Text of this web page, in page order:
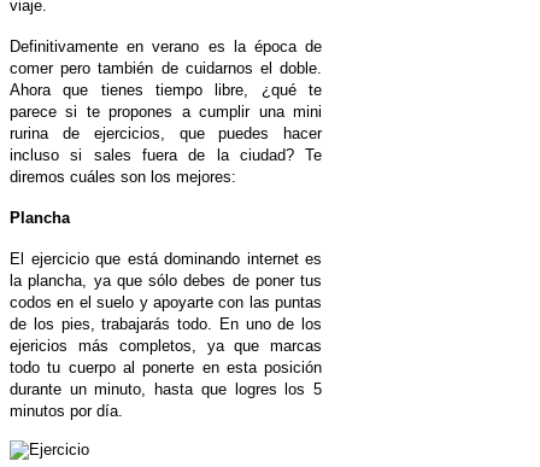
viaje.
Definitivamente en verano es la época de
comer pero también de cuidarnos el doble.
Ahora que tienes tiempo libre, ¿qué te
parece si te propones a cumplir una mini
rurina de ejercicios, que puedes hacer
incluso si sales fuera de la ciudad? Te
diremos cuáles son los mejores:
Plancha
El ejercicio que está dominando internet es
la plancha, ya que sólo debes de poner tus
codos en el suelo y apoyarte con las puntas
de los pies, trabajarás todo. En uno de los
ejericios más completos, ya que marcas
todo tu cuerpo al ponerte en esta posición
durante un minuto, hasta que logres los 5
minutos por día.